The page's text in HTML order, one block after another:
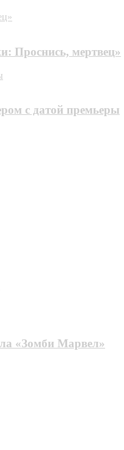
Проснись, мертвец»
с датой премьеры
«Зомби Марвел»